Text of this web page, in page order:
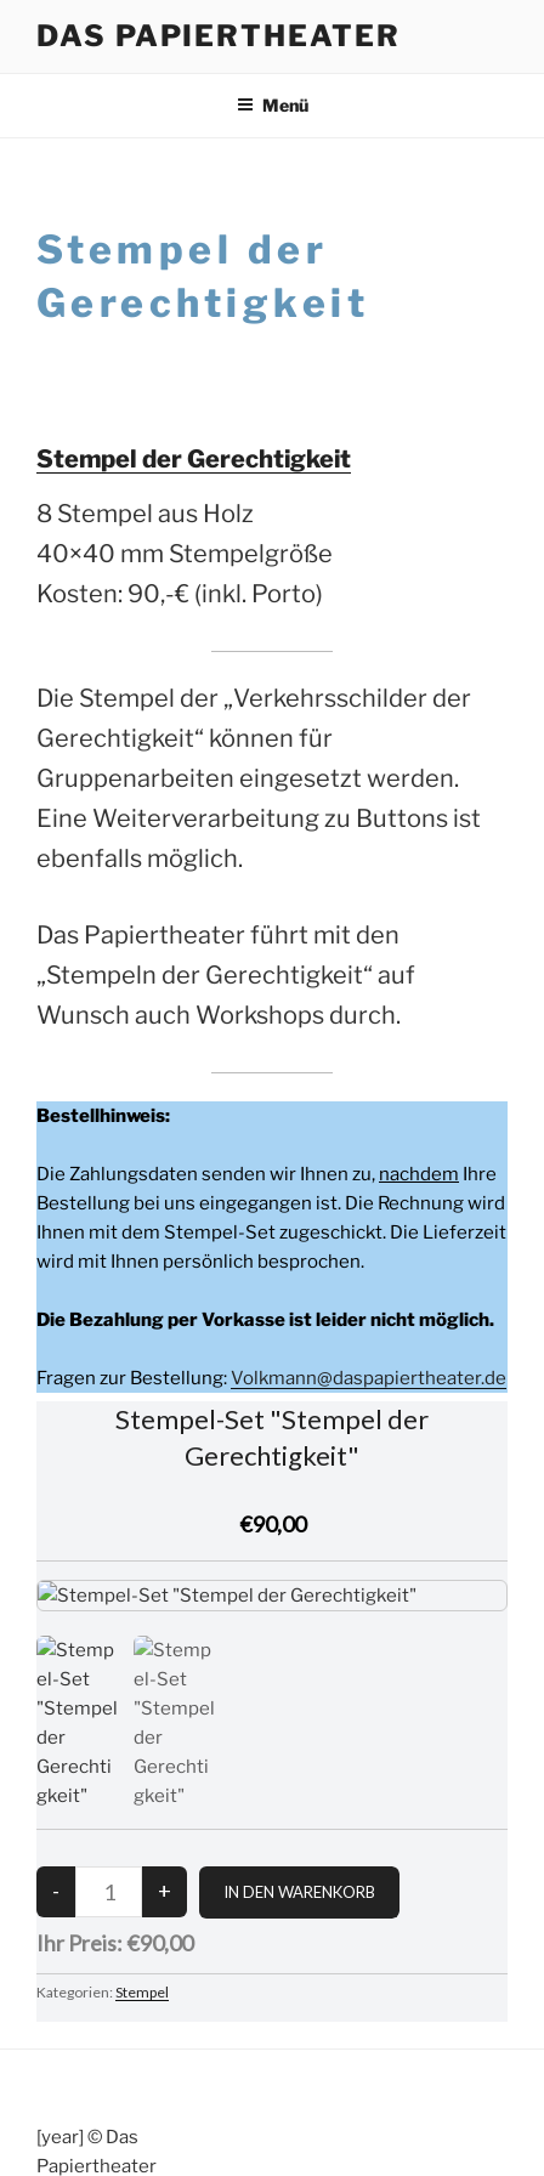
InhaltDAS PAPIERTHEATER
Menü
Stempel der
Gerechtigkeit
Stempel der Gerechtigkeit
8 Stempel aus Holz
40×40 mm Stempelgröße
Kosten: 90,-€ (inkl. Porto)
Die Stempel der „Verkehrsschilder der
Gerechtigkeit“ können für
Gruppenarbeiten eingesetzt werden.
Eine Weiterverarbeitung zu Buttons ist
ebenfalls möglich.
Das Papiertheater führt mit den
„Stempeln der Gerechtigkeit“ auf
Wunsch auch Workshops durch.
Bestellhinweis:
Die Zahlungsdaten senden wir Ihnen zu, nachdem Ihre
Bestellung bei uns eingegangen ist. Die Rechnung wird
Ihnen mit dem Stempel-Set zugeschickt. Die Lieferzeit
wird mit Ihnen persönlich besprochen.
Die Bezahlung per Vorkasse ist leider nicht möglich.
Fragen zur Bestellung:Volkmann@daspapiertheater.de
Stempel-Set "Stempel der
Gerechtigkeit"
€90,00
Ihr Preis:€90,00
Kategorien: Stempel
[year] © Das
Papiertheater